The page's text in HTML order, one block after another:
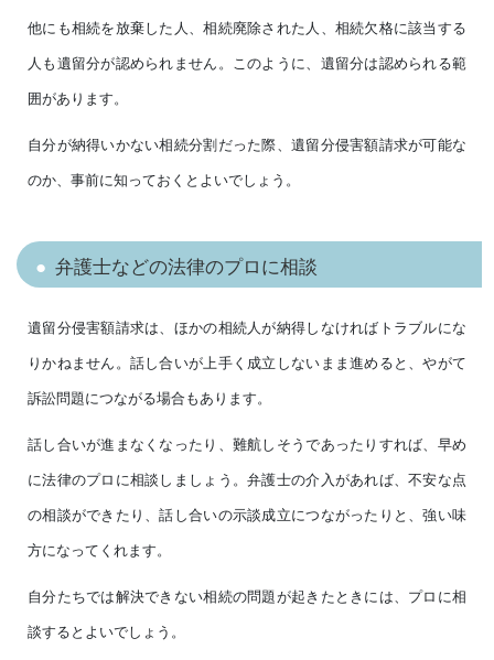
他にも相続を放棄した人、相続廃除された人、相続欠格に該当する
人も遺留分が認められません。このように、遺留分は認められる範
囲があります。
自分が納得いかない相続分割だった際、遺留分侵害額請求が可能な
のか、事前に知っておくとよいでしょう。
弁護士などの法律のプロに相談
遺留分侵害額請求は、ほかの相続人が納得しなければトラブルにな
りかねません。話し合いが上手く成立しないまま進めると、やがて
訴訟問題につながる場合もあります。
話し合いが進まなくなったり、難航しそうであったりすれば、早め
に法律のプロに相談しましょう。弁護士の介入があれば、不安な点
の相談ができたり、話し合いの示談成立につながったりと、強い味
方になってくれます。
自分たちでは解決できない相続の問題が起きたときには、プロに相
談するとよいでしょう。